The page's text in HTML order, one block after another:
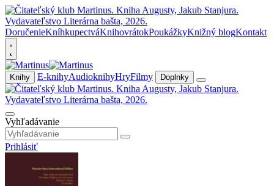
DoručenieKníhkupectváKnihovrátokPoukážkyKnižný blogKontakt
Knihy E-knihyAudioknihyHryFilmy Doplnky
Vyhľadávanie
Prihlásiť